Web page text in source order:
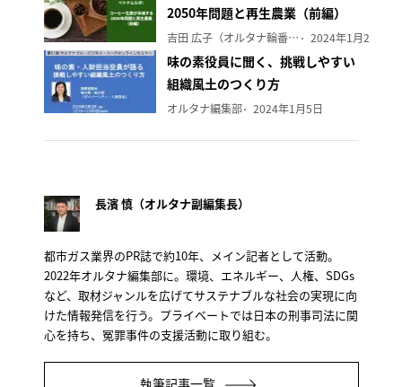
2050年問題と再生農業（前編）
吉田 広子（オルタナ輪番編集長） 2024年1月29日
味の素役員に聞く、挑戦しやすい
組織風土のつくり方
オルタナ編集部 2024年1月5日
長濱 慎（オルタナ副編集長）
都市ガス業界のPR誌で約10年、メイン記者として活動。
2022年オルタナ編集部に。環境、エネルギー、人権、SDGs
など、取材ジャンルを広げてサステナブルな社会の実現に向
けた情報発信を行う。プライベートでは日本の刑事司法に関
心を持ち、冤罪事件の支援活動に取り組む。
執筆記事一覧